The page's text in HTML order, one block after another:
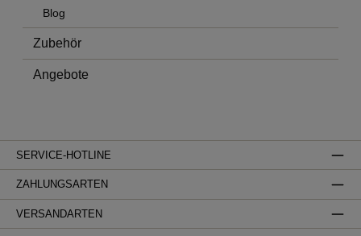
Blog
Zubehör
Angebote
SERVICE-HOTLINE
ZAHLUNGSARTEN
VERSANDARTEN